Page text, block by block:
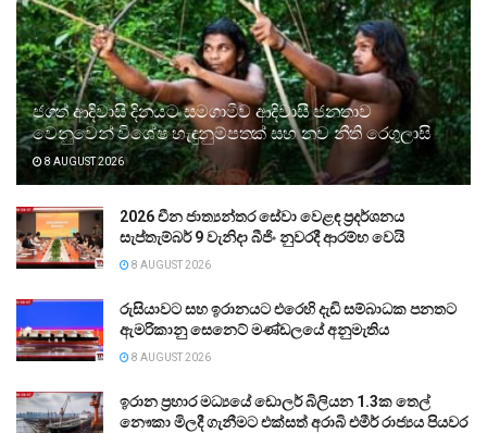
ජගත් ආදිවාසි දිනයට සමගාමීව ආදිවාසී ජනතාව
වෙනුවෙන් විශේෂ හැඳුනුම්පතක් සහ නව නීති රෙගුලාසි
8 AUGUST 2026
2026 චීන ජාත්‍යන්තර සේවා වෙළඳ ප්‍රදර්ශනය
සැප්තැම්බර් 9 වැනිදා බීජිං නුවරදී ආරම්භ වෙයි
8 AUGUST 2026
රුසියාවට සහ ඉරානයට එරෙහි දැඩි සම්බාධක පනතට
ඇමරිකානු සෙනෙට් මණ්ඩලයේ අනුමැතිය
8 AUGUST 2026
ඉරාන ප්‍රහාර මධ්‍යයේ ඩොලර් බිලියන 1.3ක තෙල්
නෞකා මිලදී ගැනීමට එක්සත් අරාබි එමීර් රාජ්‍යය පියවර